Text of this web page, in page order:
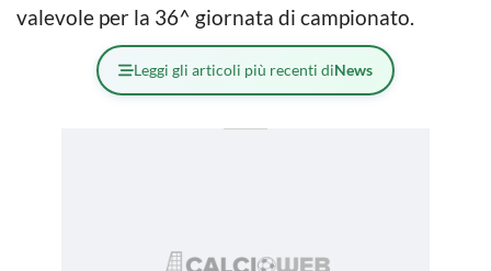
valevole per la 36^ giornata di campionato.
Leggi gli articoli più recenti diNews